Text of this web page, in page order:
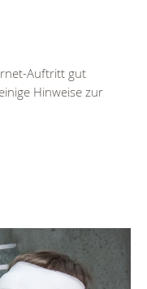
Auftritt gut
Hinweise zur